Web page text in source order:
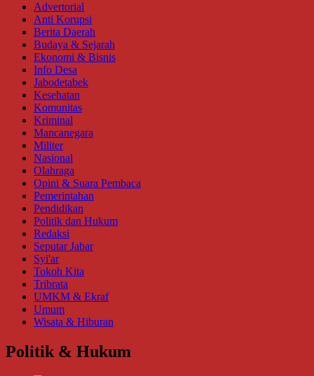
Advertorial
Anti Korupsi
Berita Daerah
Budaya & Sejarah
Ekonomi & Bisnis
Info Desa
Jabodetabek
Kesehatan
Komunitas
Kriminal
Mancanegara
Militer
Nasional
Olahraga
Opini & Suara Pembaca
Pemerintahan
Pendidikan
Politik dan Hukum
Redaksi
Seputar Jabar
Syi'ar
Tokoh Kita
Tribrata
UMKM & Ekraf
Umum
Wisata & Hiburan
Politik & Hukum